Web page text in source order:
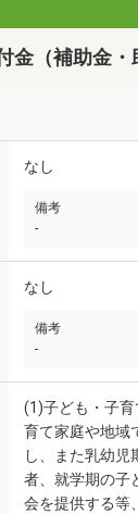
金（補助金・
なし
備考
-
なし
備考
-
(1)子ども・子
育て家庭や地域
し、また乳幼児
者、就学期の子
会を提供する等